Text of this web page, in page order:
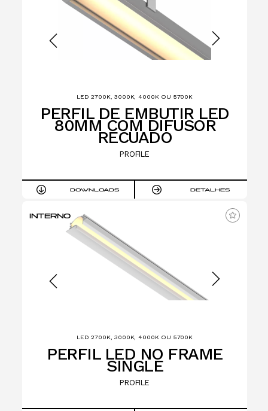
LED 2700K, 3000K, 4000K OU 5700K
PERFIL DE EMBUTIR LED
80MM COM DIFUSOR
RECUADO
PROFILE
DOWNLOADS DETALHES
INTERNO
LED 2700K, 3000K, 4000K OU 5700K
PERFIL LED NO FRAME
SINGLE
PROFILE